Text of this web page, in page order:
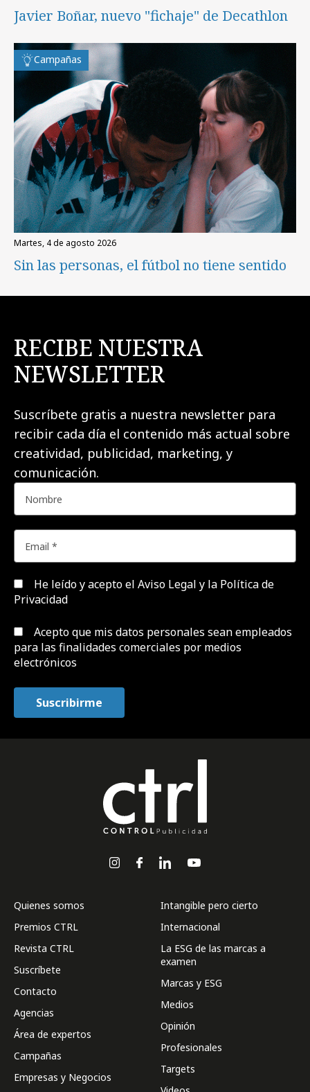
Javier Boñar, nuevo "fichaje" de Decathlon
Campañas
martes, 4 de agosto 2026
Sin las personas, el fútbol no tiene sentido
RECIBE NUESTRA
NEWSLETTER
Suscríbete gratis a nuestra newsletter para
recibir cada día el contenido más actual sobre
creatividad, publicidad, marketing, y
comunicación.
He leído y acepto el Aviso Legal y la Política de
Privacidad
Acepto que mis datos personales sean empleados
para las finalidades comerciales por medios
electrónicos
Quienes somos
Premios CTRL
Revista CTRL
Suscríbete
Contacto
Agencias
Área de expertos
Campañas
Empresas y Negocios
Intangible pero cierto
Internacional
La ESG de las marcas a
examen
Marcas y ESG
Medios
Opinión
Profesionales
Targets